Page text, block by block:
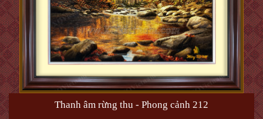
Thanh âm rừng thu - Phong cảnh 212